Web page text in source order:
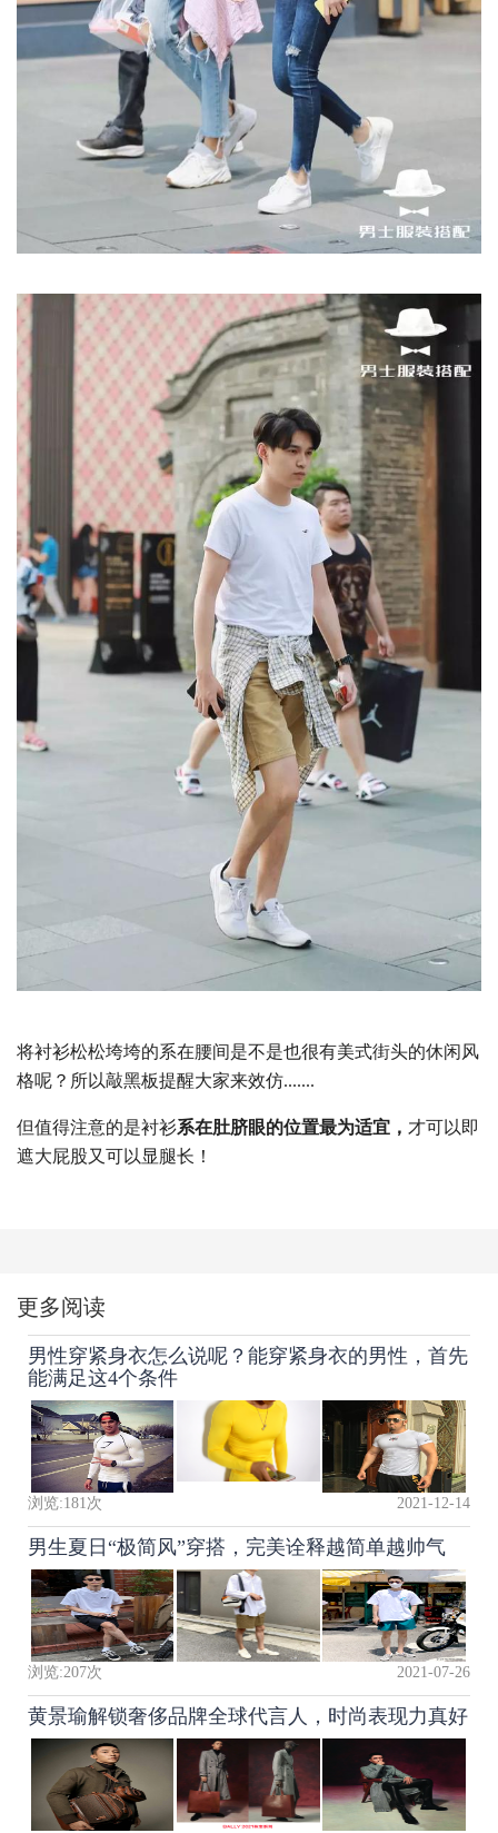
将衬衫松松垮垮的系在腰间是不是也很有美式街头的休闲风
格呢？所以敲黑板提醒大家来效仿.......
但值得注意的是衬衫系在肚脐眼的位置最为适宜， 才可以即
遮大屁股又可以显腿长！
更多阅读
男性穿紧身衣怎么说呢？能穿紧身衣的男性，首先
能满足这4个条件
浏览:181次 2021-12-14
男生夏日“极简风”穿搭，完美诠释越简单越帅气
浏览:207次 2021-07-26
黄景瑜解锁奢侈品牌全球代言人，时尚表现力真好